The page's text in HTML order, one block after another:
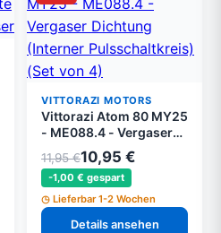
VITTORAZI MOTORS
Vittorazi Atom 80 MY25
- ME088.4 - Vergaser
Dichtung (Interner
Pulsschaltkreis) (Set
von 4)
11,95 €10,95 €
-1,00 € gespart
Lieferbar 1-2 Wochen
Details ansehen